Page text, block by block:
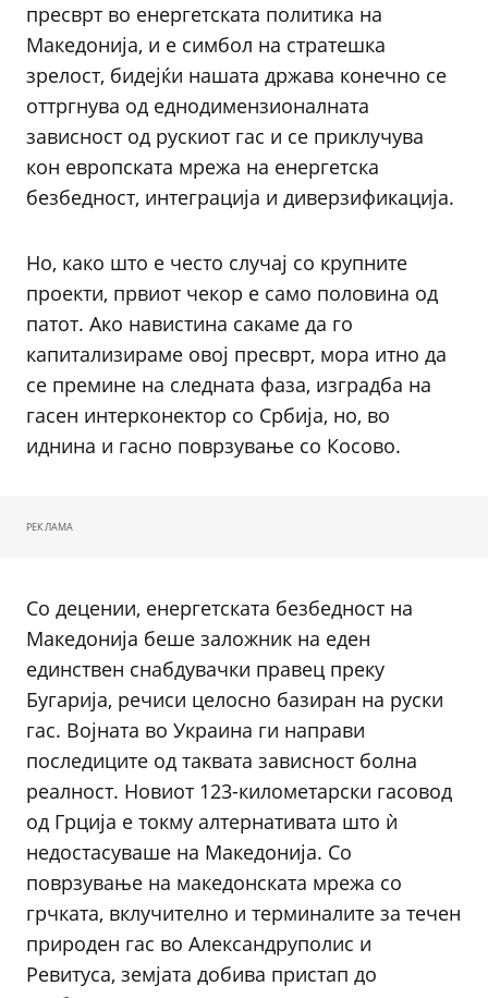
пресврт во енергетската политика на
Македонија, и е симбол на стратешка
зрелост, бидејќи нашата држава конечно се
оттргнува од еднодимензионалната
зависност од рускиот гас и се приклучува
кон европската мрежа на енергетска
безбедност, интеграција и диверзификација.
Но, како што е често случај со крупните
проекти, првиот чекор е само половина од
патот. Ако навистина сакаме да го
капитализираме овој пресврт, мора итно да
се премине на следната фаза, изградба на
гасен интерконектор со Србија, но, во
иднина и гасно поврзување со Косово.
РЕКЛАМА
Со децении, енергетската безбедност на
Македонија беше заложник на еден
единствен снабдувачки правец преку
Бугарија, речиси целосно базиран на руски
гас. Војната во Украина ги направи
последиците од таквата зависност болна
реалност. Новиот 123-километарски гасовод
од Грција е токму алтернативата што ѝ
недостасуваше на Македонија. Со
поврзување на македонската мрежа со
грчката, вклучително и терминалите за течен
природен гас во Александруполис и
Ревитуса, земјата добива пристап до